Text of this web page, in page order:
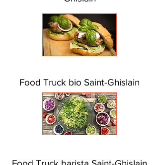
Food Truck bio Saint-Ghislain